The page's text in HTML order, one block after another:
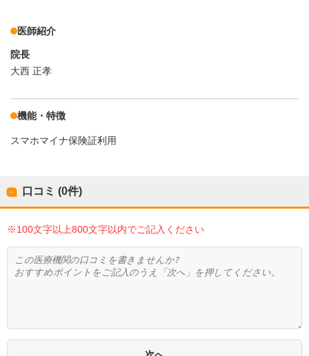
医師紹介
院長
大西 正孝
機能・特徴
スマホマイナ保険証利用
口コミ (0件)
※100文字以上800文字以内でご記入ください